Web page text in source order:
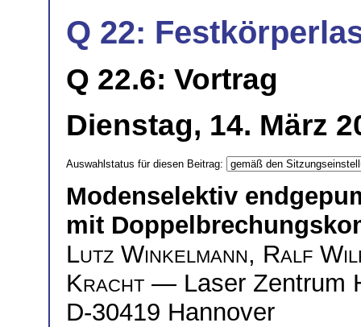
Q 22:
Q 22.6: Vortrag
Dienstag, 14. März
Auswahlstatus für diesen Beitrag:
Modenselektiv
mit
Lutz Winkelmann, Ralf
Kracht — Laser Zentrum
D-30419 Hannover